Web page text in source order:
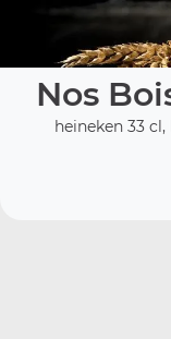
Nos
heineken 33